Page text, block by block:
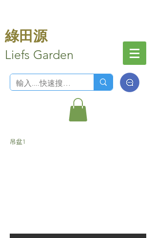
綠田源
Liefs Garden
吊盆1